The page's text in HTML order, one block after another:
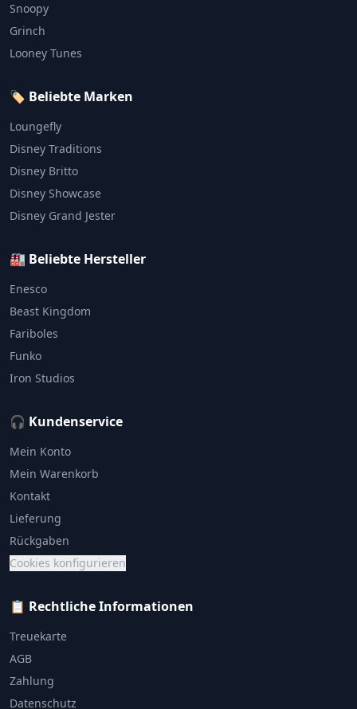
Snoopy
Grinch
Looney Tunes
🏷️ Beliebte Marken
Loungefly
Disney Traditions
Disney Britto
Disney Showcase
Disney Grand Jester
🏭 Beliebte Hersteller
Enesco
Beast Kingdom
Fariboles
Funko
Iron Studios
🎧 Kundenservice
Mein Konto
Mein Warenkorb
Kontakt
Lieferung
Rückgaben
Cookies konfigurieren
📋 Rechtliche Informationen
Treuekarte
AGB
Zahlung
Datenschutz